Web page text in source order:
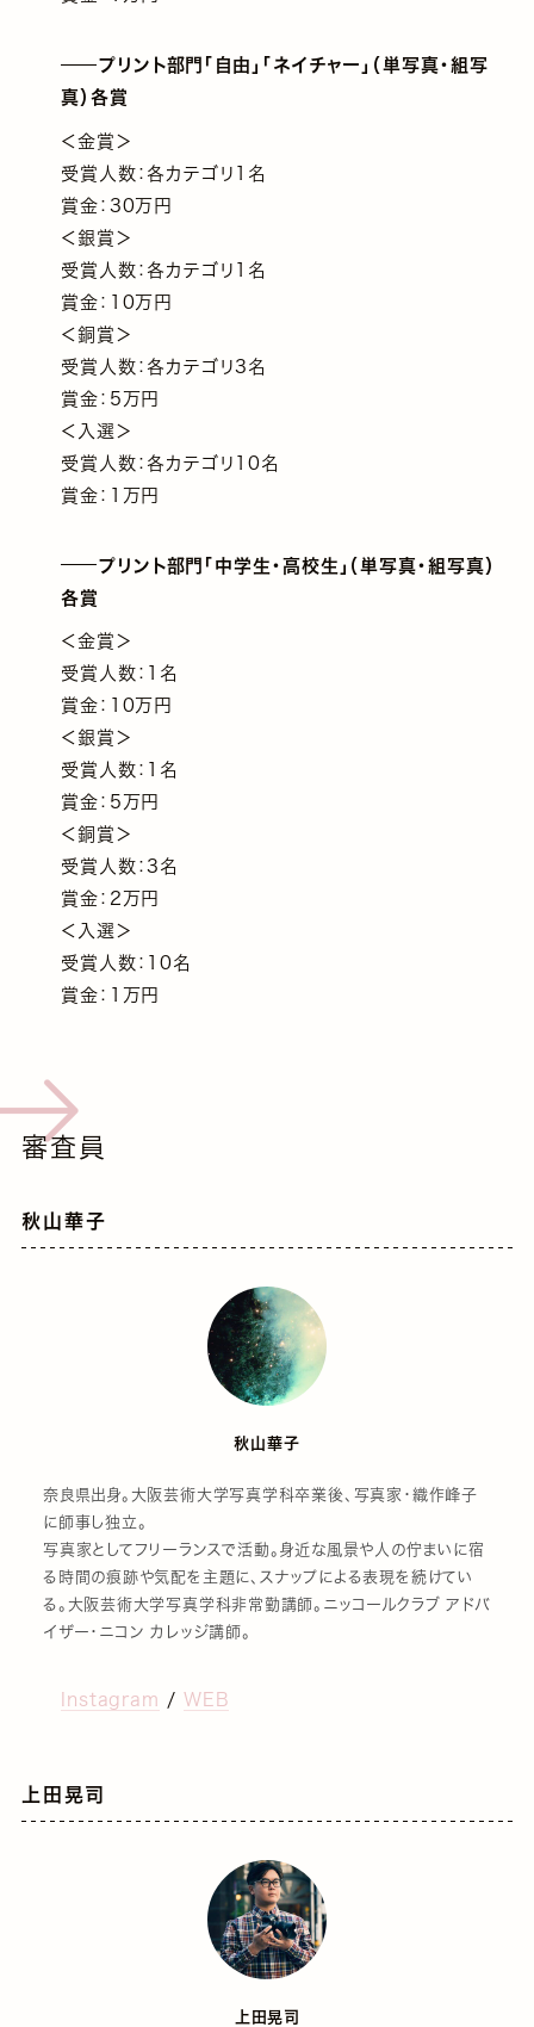
プリント部門「自由」「ネイチャー」（単写真・組写
真）各賞
＜金賞＞
受賞人数：各カテゴリ1名
賞金：30万円
＜銀賞＞
受賞人数：各カテゴリ1名
賞金：10万円
＜銅賞＞
受賞人数：各カテゴリ3名
賞金：5万円
＜入選＞
受賞人数：各カテゴリ10名
賞金：1万円
プリント部門「中学生・高校生」（単写真・組写真）
各賞
＜金賞＞
受賞人数：1名
賞金：10万円
＜銀賞＞
受賞人数：1名
賞金：5万円
＜銅賞＞
受賞人数：3名
賞金：2万円
＜入選＞
受賞人数：10名
賞金：1万円
審査員
秋山華子
秋山華子
奈良県出身。大阪芸術大学写真学科卒業後、写真家・織作峰子
に師事し独立。
写真家としてフリーランスで活動。身近な風景や人の佇まいに宿
る時間の痕跡や気配を主題に、スナップによる表現を続けてい
る。大阪芸術大学写真学科非常勤講師。ニッコールクラブ アドバ
イザー・ニコン カレッジ講師。
Instagram / WEB
上田晃司
上田晃司